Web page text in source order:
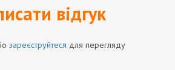
відгук
зареєструйтеся для перегляду